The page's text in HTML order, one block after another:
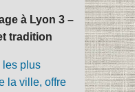
à Lyon 3 –
tradition
les plus
la ville, offre